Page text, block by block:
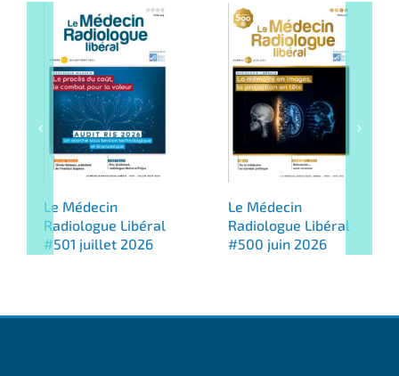
Le Médecin
Radiologue Libéral
#501 juillet 2026
Le Médecin
Radiologue Libéral
#500 juin 2026